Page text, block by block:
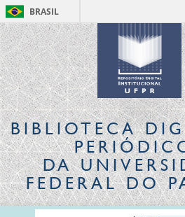
BRASIL
BIBLIOTECA
DA
FEDERAL DO